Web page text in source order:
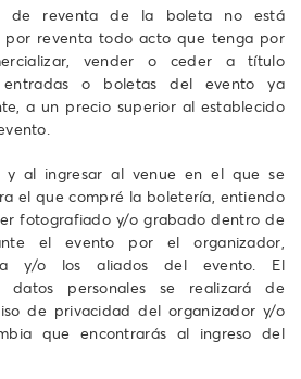
de reventa de la boleta no está
por reventa todo acto que tenga por
vender o ceder a título
o boletas del evento ya
a un precio superior al establecido
al ingresar al venue en el que se
el que compré la boletería, entiendo
fotografiado y/o grabado dentro de
el evento por el organizador,
y/o los aliados del evento. El
datos personales se realizará de
de privacidad del organizador y/o
que encontrarás al ingreso del